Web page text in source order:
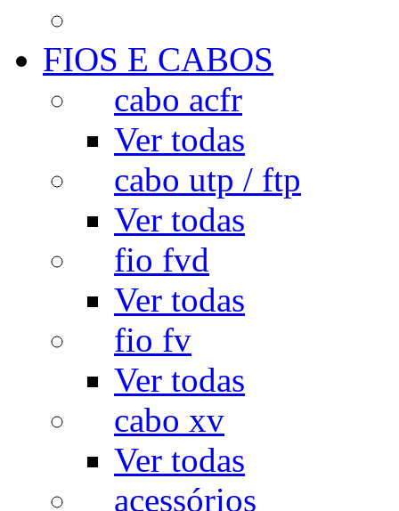
FIOS E CABOS
cabo acfr
Ver todas
cabo utp / ftp
Ver todas
fio fvd
Ver todas
fio fv
Ver todas
cabo xv
Ver todas
acessórios